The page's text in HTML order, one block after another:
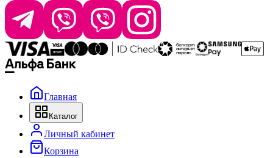
Время работы: пн–чт 9:00–17:30, пт 9:00–17:00
Главная
Каталог
Личный кабинет
Корзина